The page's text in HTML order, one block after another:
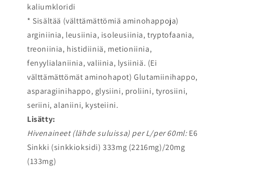
kaliumkloridi
* Sisältää (välttämättömiä aminohappoja)
arginiinia, leusiinia, isoleusiinia, tryptofaania,
treoniinia, histidiiniä, metioniinia,
fenyylialaniinia, valiinia, lysiiniä. (Ei
välttämättömät aminohapot) Glutamiinihappo,
asparagiinihappo, glysiini, proliini, tyrosiini,
seriini, alaniini, kysteiini.
Lisätty:
Hivenaineet (lähde suluissa) per L/per 60ml:E6
Sinkki (sinkkioksidi) 333mg (2216mg)/20mg
(133mg)